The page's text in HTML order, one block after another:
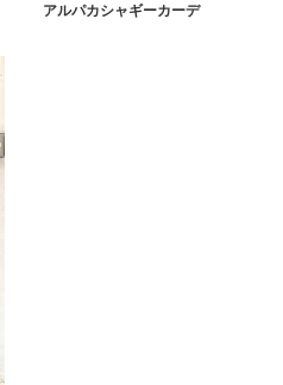
アルパカシャギーカーデ